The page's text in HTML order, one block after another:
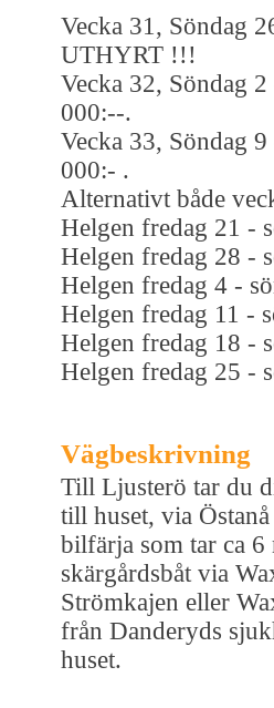
Vecka 31, Söndag
UTHYRT !!!
Vecka 32, Söndag
000:--.
Vecka 33, Söndag
000:- .
Alternativt både
Helgen fredag 21 -
Helgen fredag 28 -
Helgen fredag 4 -
Helgen fredag 11 -
Helgen fredag 18 -
Helgen fredag 25 -
Vägbeskrivning
Till Ljusterö tar du
till huset, via
bilfärja som tar ca
skärgårdsbåt via
Strömkajen eller
från Danderyds
huset.